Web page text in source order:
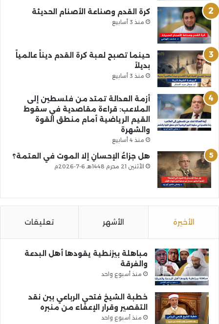
كرة القدم وصناعة الأصنام الحديثة
منذ 3 أسابيع
حينما تصبح لعبة كرة القدم ديناً عالمياً
بديلاً
منذ 3 أسابيع
أزمة العدالة تمتد من فلسطين إلى
الملاعب: قراءة مقاصدية في سقوط
القيم الرياضية أمام منطق القوة
والشهرة
منذ 4 أسابيع
هل جزاءُ الإحسانِ إلا الموت في العتمة؟
الأثنين 21 محرم 1448هـ 6-7-2026م
الأخيرة الأشهر تعليقات
مباهلة بيزنطية يقودها أهل البدعة
والفرقة
منذ أسبوع واحد
خطبة الشيخ فتحي الرباعي بين نقد
التقصير وقرار الإعفاء من منبره
منذ أسبوع واحد